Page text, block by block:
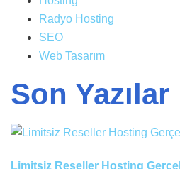
Radyo Hosting
SEO
Web Tasarım
Son Yazılar
Limitsiz Reseller Hosting